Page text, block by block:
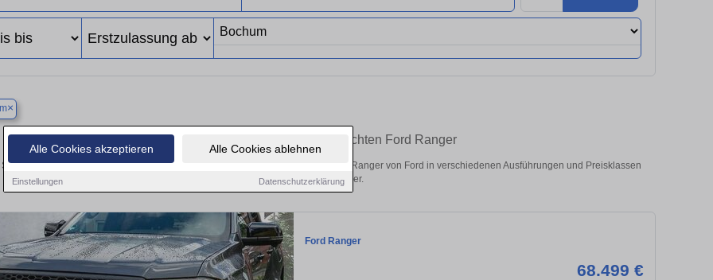
Alle Cookies akzeptieren Alle Cookies ablehnen
Einstellungen Datenschutzerklärung
×
Finden Sie in Bochum Ihren gebrauchten Ford Ranger
in Bochum einen Ford Ranger Gebrauchtwagen? Entdecken Sie gebrauchte Ranger von Ford in verschiedenen Ausführungen und Preisklassen
von privat und vom Händler.
Ford Ranger
68.499 €